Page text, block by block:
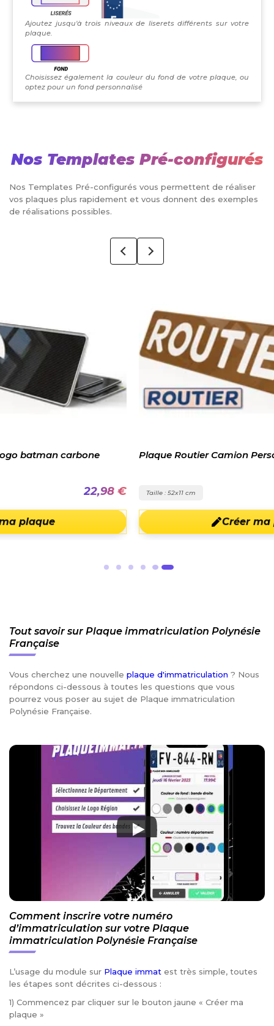
Ajoutez jusqu'à trois niveaux de liserets différents sur votre
plaque.
Choisissez également la couleur du fond de votre plaque, ou
optez pour un fond personnalisé
Nos Templates Pré-configurés
Nos Templates Pré-configurés vous permettent de réaliser
vos plaques plus rapidement et vous donnent des exemples
de réalisations possibles.
Plaque Routier Camion Personnalisée
Créer ma plaque
Tout savoir sur Plaque immatriculation Polynésie
Française
Vous cherchez une nouvelle plaque d'immatriculation ? Nous
répondons ci-dessous à toutes les questions que vous
pourrez vous poser au sujet de Plaque immatriculation
Polynésie Française.
Comment inscrire votre numéro
d’immatriculation sur votre Plaque
immatriculation Polynésie Française
L’usage du module sur Plaque immat est très simple, toutes
les étapes sont décrites ci-dessous :
1) Commencez par cliquer sur le bouton jaune « Créer ma
plaque »